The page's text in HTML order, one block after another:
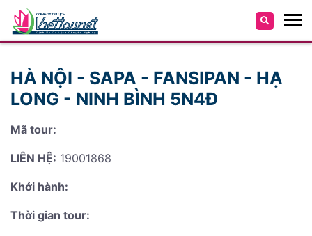
HÀ NỘI - SAPA - FANSIPAN - HẠ
LONG - NINH BÌNH 5N4Đ
Mã tour:
LIÊN HỆ: 19001868
Khởi hành:
Thời gian tour: